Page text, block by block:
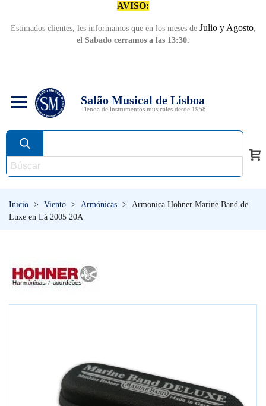
AVISO:
Estimados clientes, les informamos que en los meses de Julio y Agosto,
el Sabado cerramos a las 13:30.
Salão Musical de Lisboa
Tienda de instrumentos musicales desde 1958
Inicio > Viento > Armónicas > Armonica Hohner Marine Band de
Luxe en Lá 2005 20A